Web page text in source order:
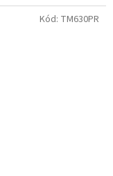
Kód: TM630PR